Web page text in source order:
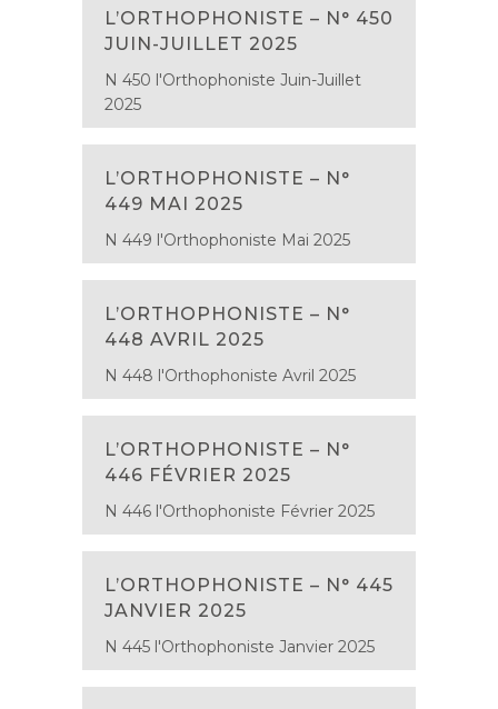
L’ORTHOPHONISTE – N° 450
JUIN-JUILLET 2025
N 450 l'Orthophoniste Juin-Juillet
2025
L’ORTHOPHONISTE – N°
449 MAI 2025
N 449 l'Orthophoniste Mai 2025
L’ORTHOPHONISTE – N°
448 AVRIL 2025
N 448 l'Orthophoniste Avril 2025
L’ORTHOPHONISTE – N°
446 FÉVRIER 2025
N 446 l'Orthophoniste Février 2025
L’ORTHOPHONISTE – N° 445
JANVIER 2025
N 445 l'Orthophoniste Janvier 2025